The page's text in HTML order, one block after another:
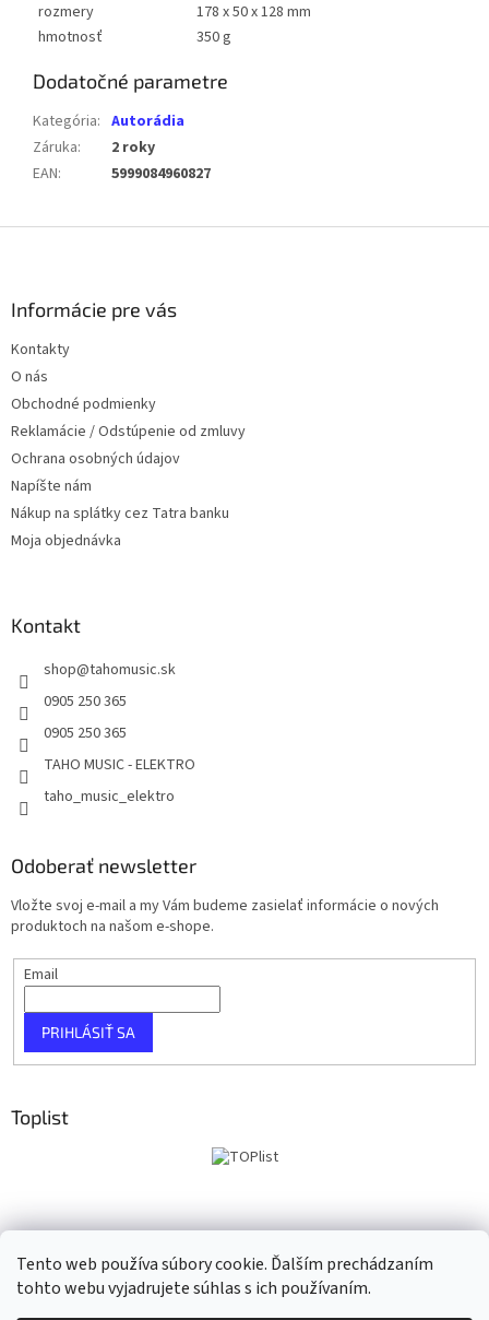
Tento web používa súbory cookie. Ďalším prechádzaním
tohto webu vyjadrujete súhlas s ich používaním.
rozmery
178 x 50 x 128 mm
hmotnosť
350 g
Dodatočné parametre
Kategória: Autorádia
Záruka:
2 roky
EAN: 5999084960827
Informácie pre vás
Kontakty
O nás
Obchodné podmienky
Reklamácie / Odstúpenie od zmluvy
Ochrana osobných údajov
Napíšte nám
Nákup na splátky cez Tatra banku
Moja objednávka
Kontakt
shop@tahomusic.sk
0905 250 365
0905 250 365
TAHO MUSIC - ELEKTRO
taho_music_elektro
Odoberať newsletter
Vložte svoj e-mail a my Vám budeme zasielať informácie o nových
produktoch na našom e-shope.
Email
PRIHLÁSIŤ SA
Toplist